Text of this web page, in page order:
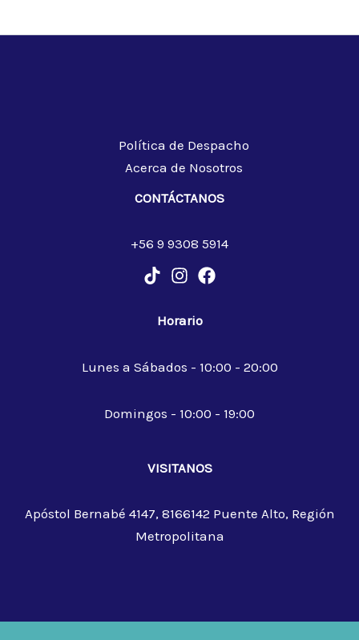
Política de Despacho
Acerca de Nosotros
CONTÁCTANOS
+56 9 9308 5914
Horario
Lunes a Sábados - 10:00 - 20:00
Domingos - 10:00 - 19:00
VISITANOS
Apóstol Bernabé 4147, 8166142 Puente Alto, Región
Metropolitana